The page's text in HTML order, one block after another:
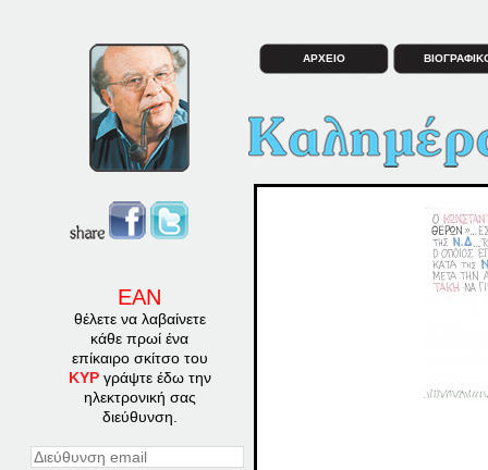
ΕΑΝ
θέλετε να λαβαίνετε
κάθε πρωί ένα
επίκαιρο σκίτσο του
ΚΥΡγράψτε έδω την
ηλεκτρονική σας
διεύθυνση.
Διεύθυνση
ΑΡΧΕΙΟ